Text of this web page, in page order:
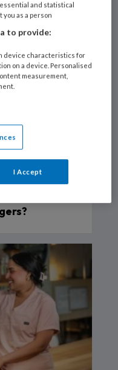
and statistical
you as a person
to provide:
device characteristics for
on a device. Personalised
measurement,
I Accept